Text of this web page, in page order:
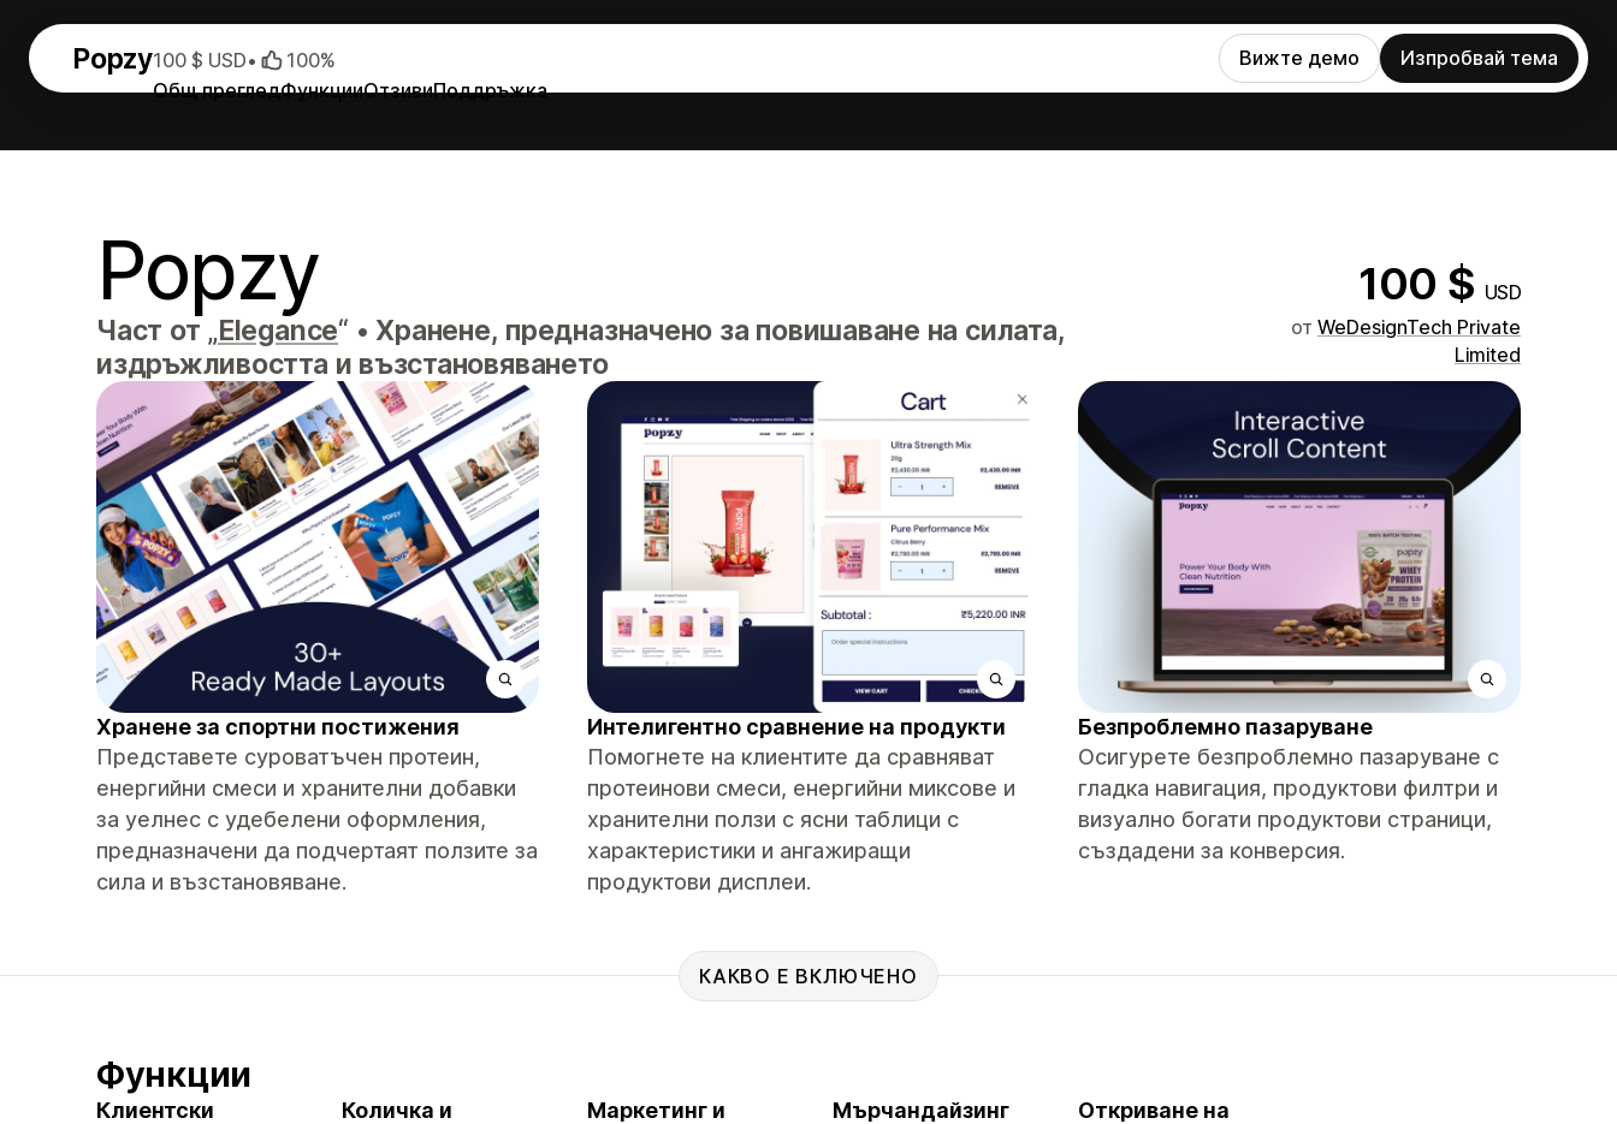
Popzy
Общ прегледФункцииОтзивиПоддръжка
100 $ USD• 100% Вижте демо Изпробвай тема
Popzy 100 $ USD
Част от „Elegance“ • Хранене, предназначено за повишаване на силата,
издръжливостта и възстановяването
от WeDesignTech Private
Limited
Хранене за спортни постижения
Представете суроватъчен протеин,
енергийни смеси и хранителни добавки
за уелнес с удебелени оформления,
предназначени да подчертаят ползите за
сила и възстановяване.
Интелигентно сравнение на продукти
Помогнете на клиентите да сравняват
протеинови смеси, енергийни миксове и
хранителни ползи с ясни таблици с
характеристики и ангажиращи
продуктови дисплеи.
Безпроблемно пазаруване
Осигурете безпроблемно пазаруване с
гладка навигация, продуктови филтри и
визуално богати продуктови страници,
създадени за конверсия.
КАКВО Е ВКЛЮЧЕНО
Функции
Клиентски
Количка и
Маркетинг и
Мърчандайзинг
Откриване на